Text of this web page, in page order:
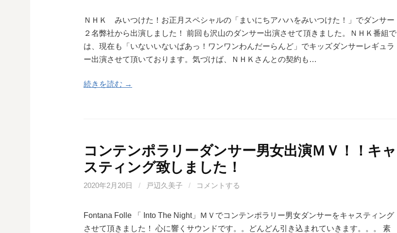
ＮＨＫ みいつけた！お正月スペシャルの「まいにちアハハをみいつけた！」でダンサー
２名弊社から出演しました！ 前回も沢山のダンサー出演させて頂きました。ＮＨＫ番組で
は、現在も「いないいないばあっ！ワンワンわんだーらんど」でキッズダンサーレギュラ
ー出演させて頂いております。気づけば、ＮＨＫさんとの契約も…
続きを読む →
コンテンポラリーダンサー男女出演ＭＶ！！キャ
スティング致しました！
2020年2月20日 / 戸辺久美子 / コメントする
Fontana Folle 「 Into The Night」ＭＶでコンテンポラリー男女ダンサーをキャスティング
させて頂きました！ 心に響くサウンドです。。どんどん引き込まれていきます。。。 素